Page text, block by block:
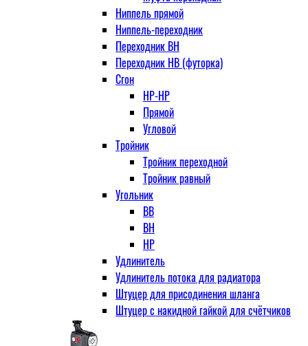
Ниппель прямой
Ниппель-переходник
Переходник ВН
Переходник НВ (футорка)
Сгон
НР-НР
Прямой
Угловой
Тройник
Тройник переходной
Тройник равный
Угольник
ВВ
ВН
НР
Удлинитель
Удлинитель потока для радиатора
Штуцер для присодинения шланга
Штуцер с накидной гайкой для счётчиков